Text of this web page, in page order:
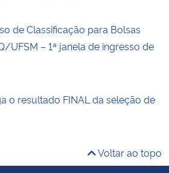
de Classificação para Bolsas
UFSM – 1ª janela de ingresso de
o resultado FINAL da seleção de
Voltar ao topo